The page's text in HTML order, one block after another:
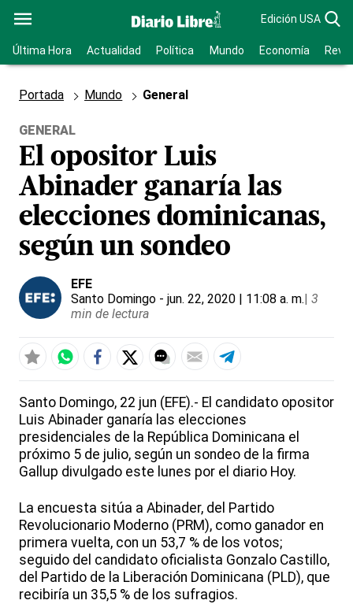
Edición USA
Última Hora Actualidad Política Mundo Economía
Portada Mundo General
GENERAL
El opositor Luis
Abinader ganaría las
elecciones dominicanas,
según un sondeo
EFE
Santo Domingo - jun. 22, 2020 | 11:08 a. m.| 3
min de lectura
Santo Domingo, 22 jun (EFE).- El candidato opositor
Luis Abinader ganaría las elecciones
presidenciales de la República Dominicana el
próximo 5 de julio, según un sondeo de la firma
Gallup divulgado este lunes por el diario Hoy.
La encuesta sitúa a Abinader, del Partido
Revolucionario Moderno (PRM), como ganador en
primera vuelta, con un 53,7 % de los votos;
seguido del candidato oficialista Gonzalo Castillo,
del Partido de la Liberación Dominicana (PLD), que
recibiría un 35,5 % de los sufragios.